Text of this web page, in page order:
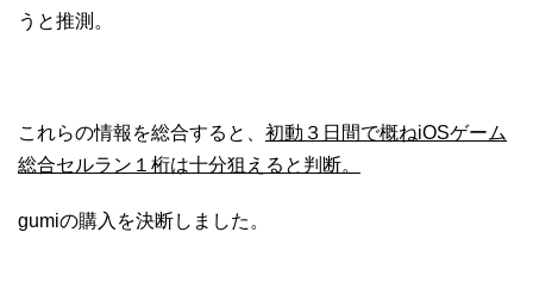
うと推測。
これらの情報を総合すると、 初動３日間で概ねiOSゲーム
総合セルラン１桁は十分狙えると判断。
gumiの購入を決断しました。